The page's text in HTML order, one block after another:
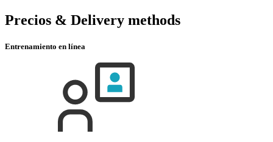
Precios & Delivery methods
Entrenamiento en línea